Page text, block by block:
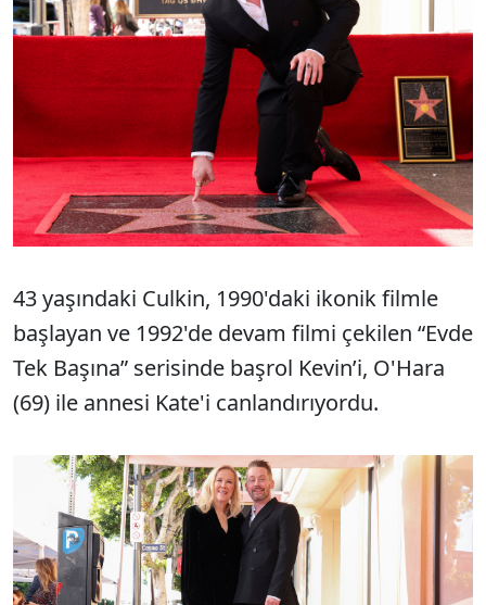
43 yaşındaki Culkin, 1990'daki ikonik filmle
başlayan ve 1992'de devam filmi çekilen “Evde
Tek Başına” serisinde başrol Kevin’i, O'Hara
(69) ile annesi Kate'i canlandırıyordu.